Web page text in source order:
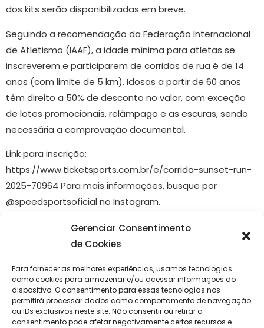
Gerenciar Consentimento
de Cookies
Para fornecer as melhores experiências, usamos tecnologias
como cookies para armazenar e/ou acessar informações do
dispositivo. O consentimento para essas tecnologias nos
permitirá processar dados como comportamento de navegação
ou IDs exclusivos neste site. Não consentir ou retirar o
consentimento pode afetar negativamente certos recursos e
dos kits serão disponibilizadas em breve.
Seguindo a recomendação da Federação Internacional
de Atletismo (IAAF), a idade mínima para atletas se
inscreverem e participarem de corridas de rua é de 14
anos (com limite de 5 km). Idosos a partir de 60 anos
têm direito a 50% de desconto no valor, com exceção
de lotes promocionais, relâmpago e as escuras, sendo
necessária a comprovação documental.
Link para inscrição:
https://www.ticketsports.com.br/e/corrida-sunset-run-
2025-70964 Para mais informações, busque por
@speedsportsoficial no Instagram.
Evento: Corrida de rua “Sunset Run” 2025
Data: 5 de abril de 2025
Local: Clube da Caixa – Av. Melício Machado, 820,
Aracaju-SE